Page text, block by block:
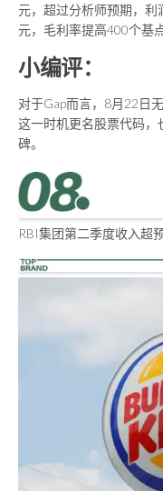
元，超过分析师预期，
元，毛利率提高400个基
小编评：
对于Gap而言，8月22日
这一时机更名股票代码，
碑。
RBI集团第二季度收入超